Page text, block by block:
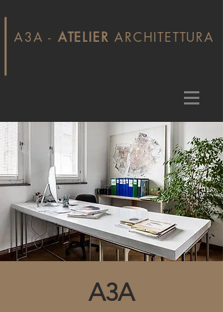
A3A - ATELIER ARCHITETTURA
A3A